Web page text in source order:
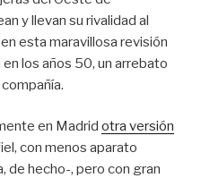
y llevan su rivalidad al
esta maravillosa revisión
los años 50, un arrebato
en Madrid otra versión
con menos aparato
de hecho-, pero con gran